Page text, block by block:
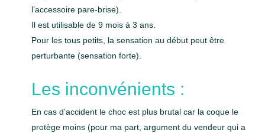
l’accessoire pare-brise).
Il est utilisable de 9 mois à 3 ans.
Pour les tous petits, la sensation au début peut être
perturbante (sensation forte).
Les inconvénients :
En cas d’accident le choc est plus brutal car la coque le
protège moins (pour ma part, argument du vendeur qui a